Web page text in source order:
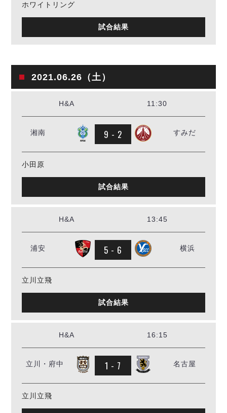
ホワイトリング
試合結果
2021.06.26（土）
H&A 11:30
湘南 9 - 2 すみだ
小田原
試合結果
H&A 13:45
浦安 5 - 6 横浜
立川立飛
試合結果
H&A 16:15
立川・府中 1 - 7 名古屋
立川立飛